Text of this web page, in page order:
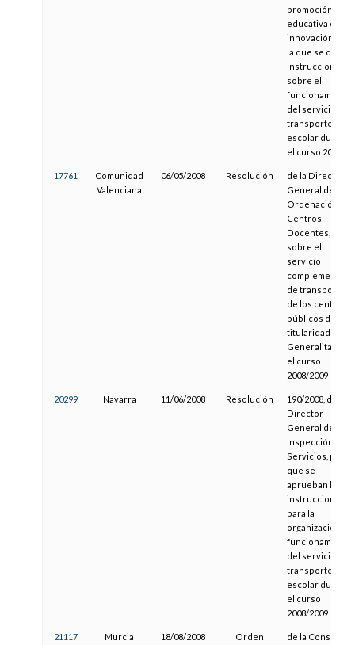
promoción
educativa e
innovación, por
la que se dictan
instrucciones
sobre el
funcionamiento
del servicio de
transporte
escolar durante
el curso 2007-08
17761
Comunidad
Valenciana
06/05/2008 Resolución
de la Dirección
General de
Ordenación y
Centros
Docentes,
sobre el
servicio
complementario
de transporte
de los centros
públicos de
titularidad de la
Generalitat para
el curso
2008/2009
20299 Navarra 11/06/2008 Resolución
190/2008, del
Director
General de
Inspección y
Servicios, por la
que se
aprueban las
instrucciones
para la
organización y
funcionamiento
del servicio de
transporte
escolar durante
el curso
2008/2009
21117 Murcia 18/08/2008 Orden
de la Consejería